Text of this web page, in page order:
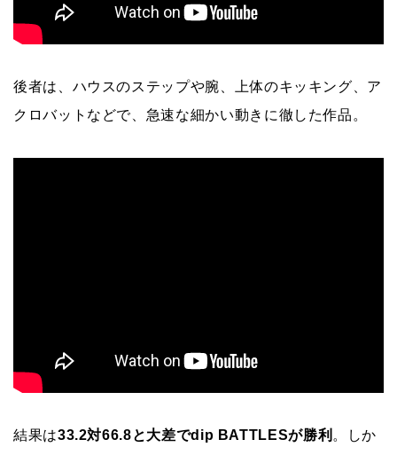
後者は、ハウスのステップや腕、上体のキッキング、ア
クロバットなどで、急速な細かい動きに徹した作品。
結果は33.2対66.8と大差でdip BATTLESが勝利 。しか